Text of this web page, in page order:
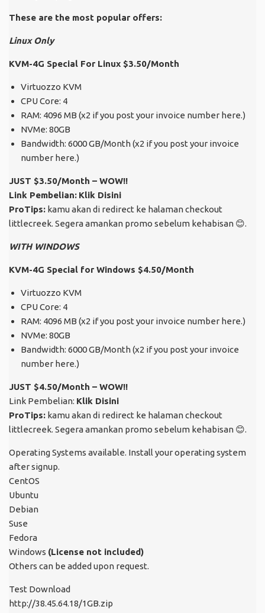
These are the most popular offers:
Linux Only
KVM-4G Special For Linux $3.50/Month
Virtuozzo KVM
CPU Core: 4
RAM: 4096 MB (x2 if you post your invoice number here.)
NVMe: 80GB
Bandwidth: 6000 GB/Month (x2 if you post your invoice
number here.)
JUST $3.50/Month – WOW!!
Link Pembelian: Klik Disini
ProTips: kamu akan di redirect ke halaman checkout
littlecreek. Segera amankan promo sebelum kehabisan 😊.
WITH WINDOWS
KVM-4G Special for Windows $4.50/Month
Virtuozzo KVM
CPU Core: 4
RAM: 4096 MB (x2 if you post your invoice number here.)
NVMe: 80GB
Bandwidth: 6000 GB/Month (x2 if you post your invoice
number here.)
JUST $4.50/Month – WOW!!
Link Pembelian: Klik Disini
ProTips: kamu akan di redirect ke halaman checkout
littlecreek. Segera amankan promo sebelum kehabisan 😊.
Operating Systems available. Install your operating system
after signup.
CentOS
Ubuntu
Debian
Suse
Fedora
Windows (License not included)
Others can be added upon request.
Test Download
http://38.45.64.18/1GB.zip